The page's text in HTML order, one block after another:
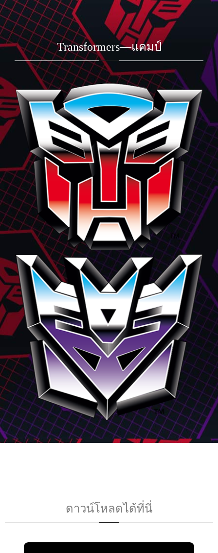
Transformers—แคมป์
ดาวน์โหลดได้ที่นี่